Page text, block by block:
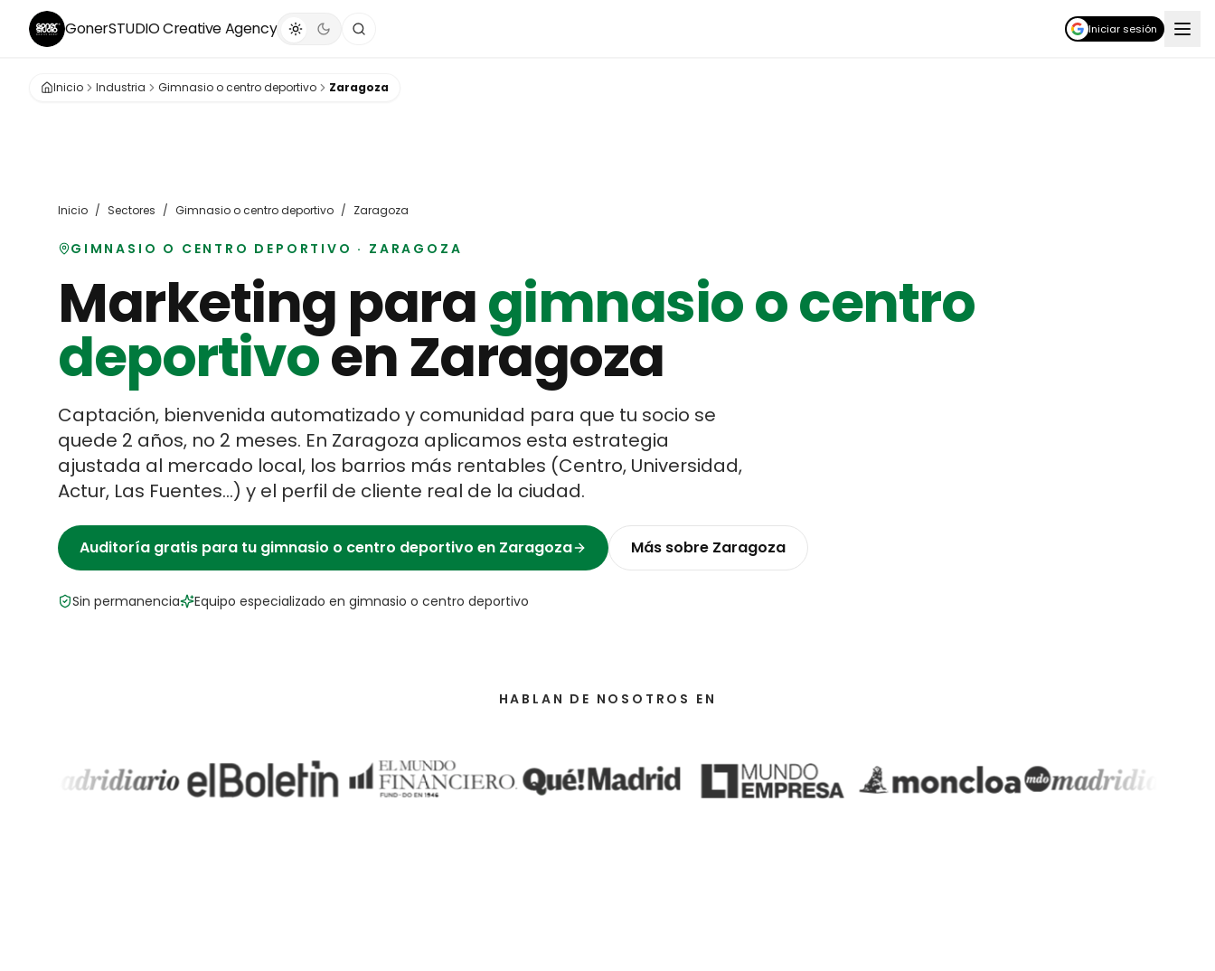
GonerSTUDIOCreative Agency Iniciar sesión
Inicio Industria Gimnasio o centro deportivo Zaragoza
Inicio / Sectores / Gimnasio o centro deportivo / Zaragoza
GIMNASIO O CENTRO DEPORTIVO · ZARAGOZA
Marketing paragimnasio o centro
deportivoenZaragoza
Captación, bienvenida automatizado y comunidad para que tu socio se
quede 2 años, no 2 meses. En Zaragoza aplicamos esta estrategia
ajustada al mercado local, los barrios más rentables (Centro, Universidad,
Actur, Las Fuentes…) y el perfil de cliente real de la ciudad.
Auditoría gratis para tu gimnasio o centro deportivo en Zaragoza Más sobre Zaragoza
Sin permanencia Equipo especializado en gimnasio o centro deportivo
HABLAN DE NOSOTROS EN